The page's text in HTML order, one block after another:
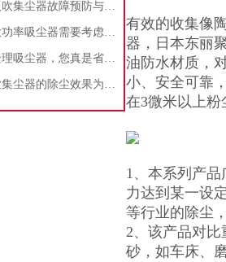
探讨脉冲反吹集尘器故障预防与维护要点
挑选三相大功率吸尘器需要考虑哪些问题？
选对粉尘处理吸尘器，您真是省了很多事！
防爆型工业集尘器的除尘效果为何不佳？
有效的收集像
器，日本东丽
油防水材质，
小、安全可靠
在3微米以上粉
1、本系列产
力达到某一设
等行业的除尘
2、该产品对
砂，如车床、